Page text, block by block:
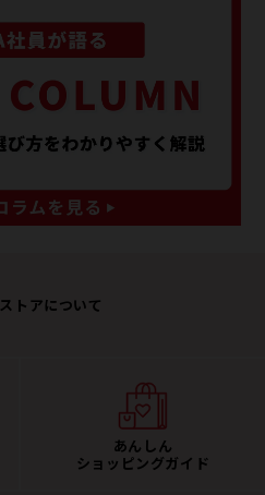
ストアについて
あんしん
ショッピングガイド